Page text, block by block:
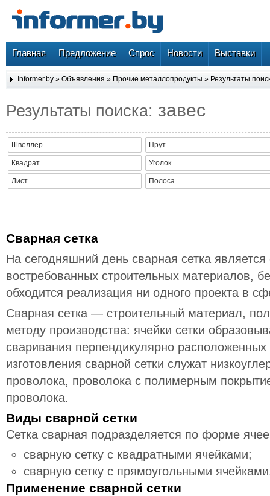
Главная Предложение Спрос Новости Выставки
Informer.by » Объявления » Прочие металлопродукты » Результаты
Результаты поиска: завес
Швеллер Прут
Квадрат Уголок
Лист Полоса
Сварная сетка
На сегодняшний день сварная сетка
востребованных строительных материалов,
обходится реализация ни одного проекта в
Сварная сетка — строительный материал,
методу производства: ячейки сетки
сваривания перпендикулярно
изготовления сварной сетки служат
проволока, проволока с полимерным
проволока.
Виды сварной сетки
Сетка сварная подразделяется по форме
сварную сетку с квадратными ячейками;
сварную сетку с прямоугольными
Применение сварной сетки